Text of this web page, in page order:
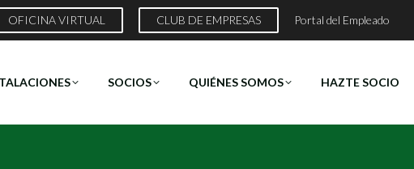
OFICINA VIRTUAL CLUB DE EMPRESAS Portal del Empleado
SOCIOS QUIÉNES SOMOS HAZTE SOCIO